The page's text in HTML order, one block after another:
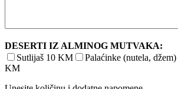
DESERTI IZ ALMINOG MUTVAKA:
Sutlijaš 10 KM
Palaćinke (nutela,
KM